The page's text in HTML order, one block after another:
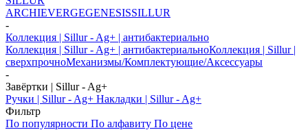
ARCHIEVERGEGENESISSILLUR
-
Коллекция | Sillur - Ag+ | антибактериально
Коллекция | Sillur - Ag+ | антибактериальноКоллекция | Sillur |
сверхпрочноМеханизмы/Комплектующие/Аксессуары
-
Завёртки | Sillur - Ag+
Ручки | Sillur - Ag+ Накладки | Sillur - Ag+
Фильтр
По популярности По алфавиту По цене